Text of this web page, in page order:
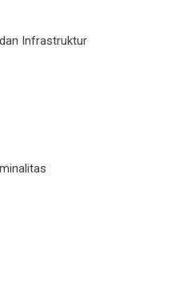
Infrastruktur